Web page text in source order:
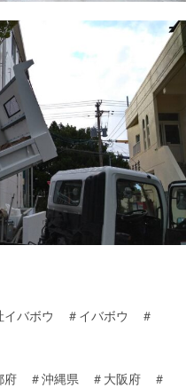
バボウ ＃イバボウ ＃
＃沖縄県 ＃大阪府 ＃